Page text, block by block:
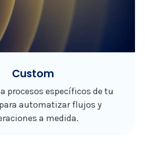
Custom
procesos específicos de tu
automatizar flujos y
a medida.